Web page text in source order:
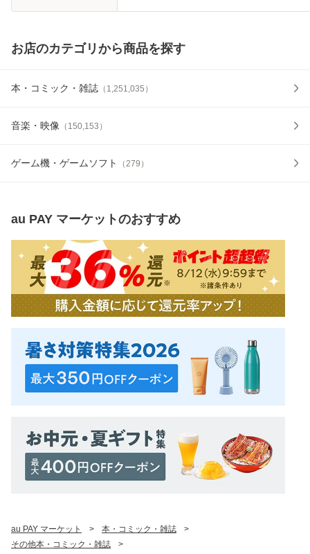
お店のカテゴリから商品を探す
本・コミック・雑誌 （ 1,251,035 ）
音楽・映像 （ 150,153 ）
ゲーム機・ゲームソフト （279 ）
au PAY マーケットのおすすめ
au PAY マーケット > 本・コミック・雑誌
>
その他本・コミック・雑誌
>